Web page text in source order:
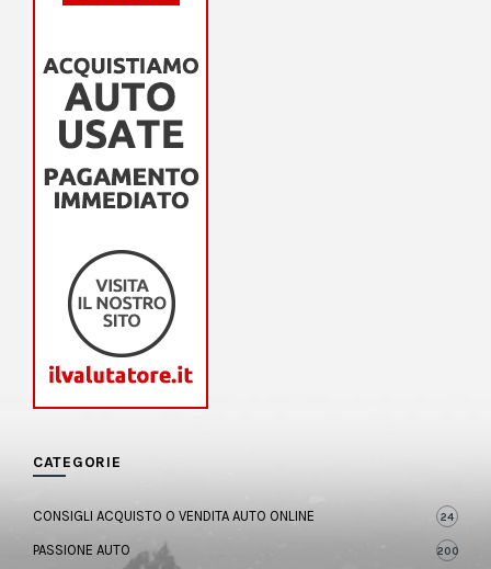
CATEGORIE
CONSIGLI ACQUISTO O VENDITA AUTO ONLINE 24
PASSIONE AUTO 200